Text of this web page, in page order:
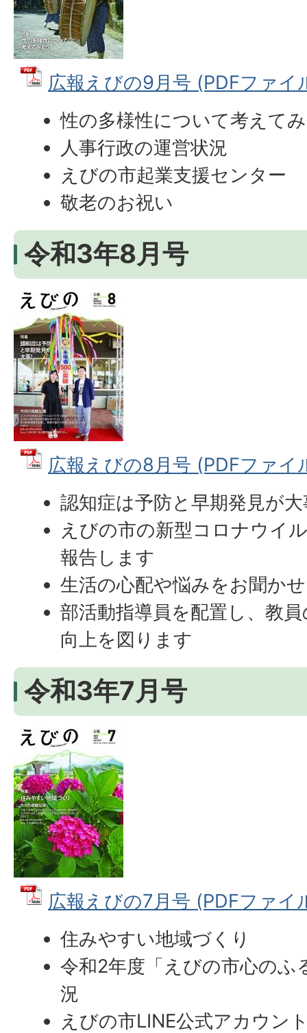
広報えびの9月号 (PDFファイ
性の多様性について考えて
人事行政の運営状況
えびの市起業支援センター
敬老のお祝い
令和3年8月号
広報えびの8月号 (PDFファイ
認知症は予防と早期発見が
えびの市の新型コロナウイ
報告します
生活の心配や悩みをお聞か
部活動指導員を配置し、教
向上を図ります
令和3年7月号
広報えびの7月号 (PDFファイ
住みやすい地域づくり
令和2年度「えびの市心のふ
況
えびの市LINE公式アカウン